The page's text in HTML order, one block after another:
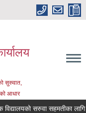
सुरुवात,
आधार
सरुवा सहमतीका लागि